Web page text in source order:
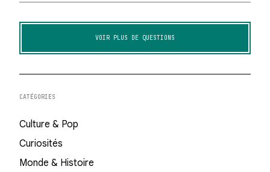
VOIR PLUS DE QUESTIONS
CATÉGORIES
Culture & Pop
Curiosités
Monde & Histoire